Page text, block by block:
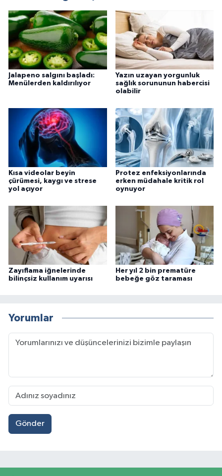
Jalapeno salgını başladı:
Menülerden kaldırılıyor
Yazın uzayan yorgunluk
sağlık sorununun habercisi
olabilir
Kısa videolar beyin
çürümesi, kaygı ve strese
yol açıyor
Protez enfeksiyonlarında
erken müdahale kritik rol
oynuyor
Zayıflama iğnelerinde
bilinçsiz kullanım uyarısı
Her yıl 2 bin prematüre
bebeğe göz taraması
Yorumlar
Gönder